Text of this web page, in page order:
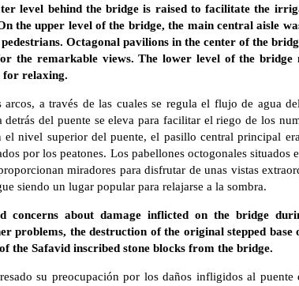
level behind the bridge is raised to facilitate the
the upper level of the bridge, the main central aisle
Octagonal pavilions in the center of the
the remarkable views. The lower level of the bridge
for relaxing.
a través de las cuales se regula el flujo de agua
detrás del puente se eleva para facilitar el riego de los
el nivel superior del puente, el pasillo central principal
por los peatones. Los pabellones octogonales situados
miradores para disfrutar de unas vistas
siendo un lugar popular para relajarse a la sombra.
concerns about damage inflicted on the bridge
problems, the destruction of the original stepped
the Safavid inscribed stone blocks from the bridge.
su preocupación por los daños infligidos al puente